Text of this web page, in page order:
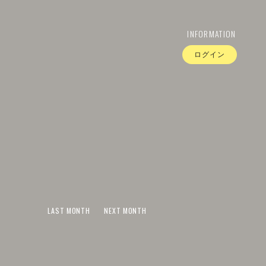
INFORMATION
ログイン
LAST MONTH NEXT MONTH